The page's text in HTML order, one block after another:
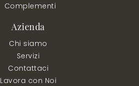
Complementi
Azienda
Chi siamo
Servizi
Contattaci
Lavora con Noi